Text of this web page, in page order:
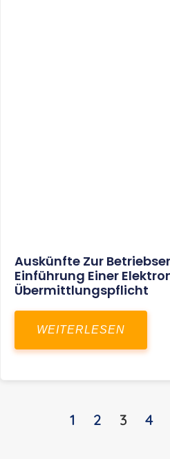
Auskünfte Zur
Einführung Einer
Übermittlungspflicht
WEITERLESEN
1 2 3 4